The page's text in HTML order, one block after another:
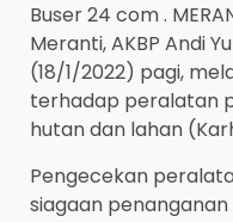
Buser 24 com .
Meranti, AKBP Andi
(18/1/2022) pagi,
terhadap peralatan
hutan dan lahan
Pengecekan
siagaan